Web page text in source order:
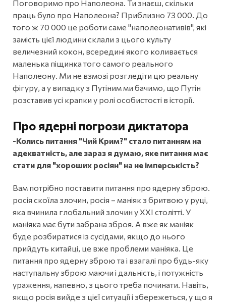
Поговоримо про Наполеона. Ти знаєш, скільки
праць було про Наполеона? Приблизно 73 000. До
того ж 70 000 це роботи саме "наполеонативів", які
замість цієї людини склали з цього культу
величезний кокон, всередині якого коливається
маленька піщинка того самого реального
Наполеону. Ми не взмозі розгледіти цю реальну
фігуру, а у випадку з Путіним ми бачимо, що Путін
розставив усі крапки у ролі особистості в історії.
Про ядерні погрози диктатора
-Колись питання "Чий Крим?" стало питанням на
адекватність, але зараз я думаю, яке питання має
стати для "хороших росіян" на не імперськість?
Вам потрібно поставити питання про ядерну зброю.
росія скоїла злочин, росія – маніяк з бритвою у руці,
яка вчинила глобальний злочин у ХХІ столітті. У
маніяка має бути забрана зброя. А вже як маніяк
буде розбиратися із сусідами, якщо до нього
прийдуть китайці, це вже проблеми маніяка. Це
питання про ядерну зброю та і взагалі про будь-яку
наступальну зброю маючи і дальність, і потужність
ураження, напевно, з цього треба починати. Навіть,
якщо росія вийде з цієї ситуації і збережеться, у що я